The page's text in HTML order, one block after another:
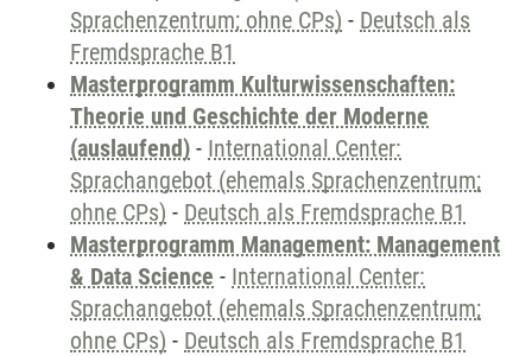
Sprachenzentrum; ohne CPs) - Deutsch als
Fremdsprache B1
Masterprogramm Kulturwissenschaften:
Theorie und Geschichte der Moderne
(auslaufend) - International Center:
Sprachangebot (ehemals Sprachenzentrum;
ohne CPs) - Deutsch als Fremdsprache B1
Masterprogramm Management: Management
& Data Science - International Center:
Sprachangebot (ehemals Sprachenzentrum;
ohne CPs) - Deutsch als Fremdsprache B1